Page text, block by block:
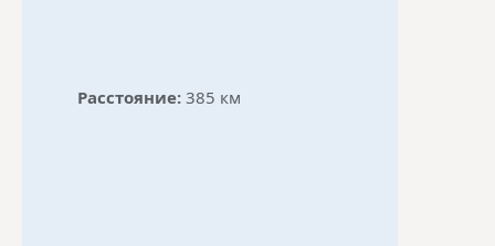
Расстояние: 385 км